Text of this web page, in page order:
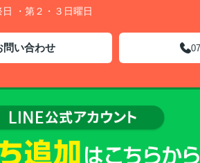
・第２・３日曜日
問い合わせ